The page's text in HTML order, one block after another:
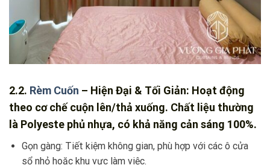
2.2. Rèm Cuốn – Hiện Đại & Tối Giản: Hoạt động
theo cơ chế cuộn lên/thả xuống. Chất liệu thường
là Polyeste phủ nhựa, có khả năng cản sáng 100%.
Gọn gàng: Tiết kiệm không gian, phù hợp với các ô cửa
sổ nhỏ hoặc khu vực làm việc.